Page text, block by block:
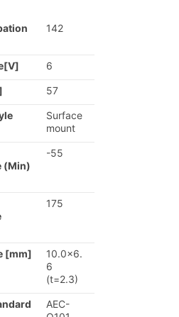
142
6
57
Surface
mount
(Min)
-55
175
[mm]
10.0x6.
6
(t=2.3)
AEC-